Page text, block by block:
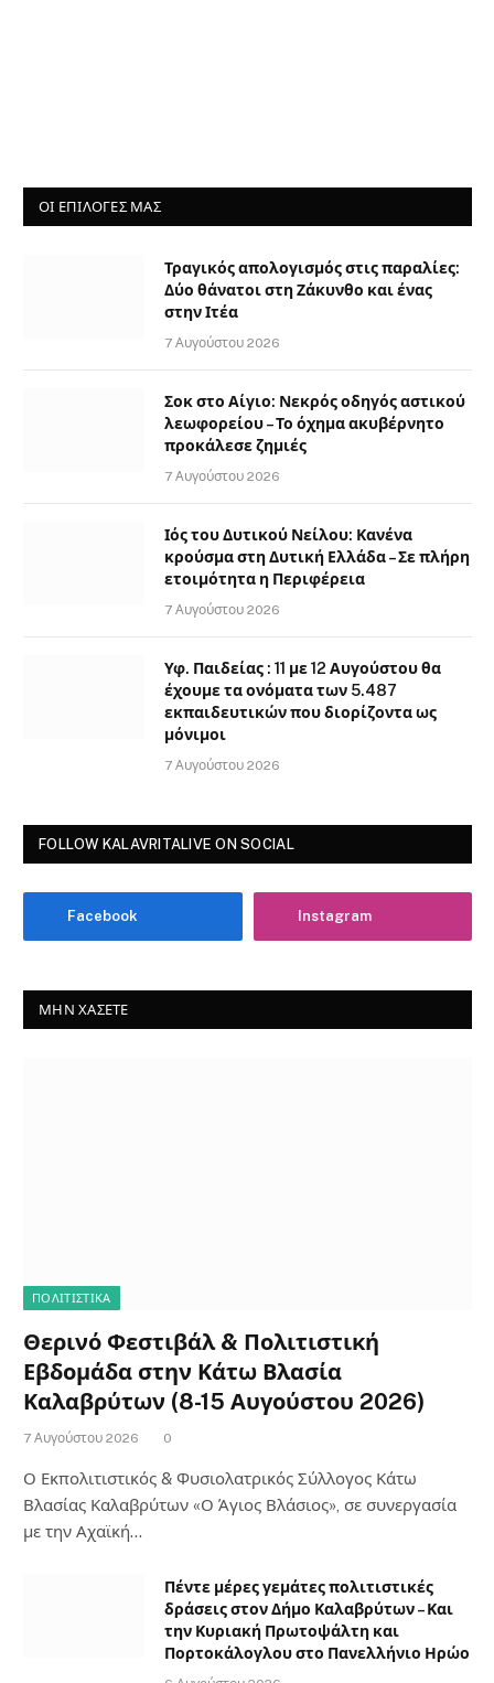
ΟΙ ΕΠΙΛΟΓΈΣ ΜΑΣ
Τραγικός απολογισμός στις παραλίες:
Δύο θάνατοι στη Ζάκυνθο και ένας
στην Ιτέα
7 Αυγούστου 2026
Σοκ στο Αίγιο: Νεκρός οδηγός αστικού
λεωφορείου – Το όχημα ακυβέρνητο
προκάλεσε ζημιές
7 Αυγούστου 2026
Ιός του Δυτικού Νείλου: Κανένα
κρούσμα στη Δυτική Ελλάδα – Σε πλήρη
ετοιμότητα η Περιφέρεια
7 Αυγούστου 2026
Υφ. Παιδείας : 11 με 12 Αυγούστου θα
έχουμε τα ονόματα των 5.487
εκπαιδευτικών που διορίζοντα ως
μόνιμοι
7 Αυγούστου 2026
FOLLOW KALAVRITALIVE ON SOCIAL
Facebook Instagram
ΜΗΝ ΧΆΣΕΤΕ
ΠΟΛΙΤΙΣΤΙΚΑ
Θερινό Φεστιβάλ & Πολιτιστική
Εβδομάδα στην Κάτω Βλασία
Καλαβρύτων (8-15 Αυγούστου 2026)
7 Αυγούστου 2026 0
Ο Εκπολιτιστικός & Φυσιολατρικός Σύλλογος Κάτω
Βλασίας Καλαβρύτων «Ο Άγιος Βλάσιος», σε συνεργασία
με την Αχαϊκή…
Πέντε μέρες γεμάτες πολιτιστικές
δράσεις στον Δήμο Καλαβρύτων – Και
την Κυριακή Πρωτοψάλτη και
Πορτοκάλογλου στο Πανελλήνιο Ηρώο